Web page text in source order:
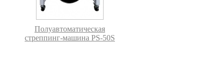
Полуавтоматическая
стреппинг-машина PS-50S